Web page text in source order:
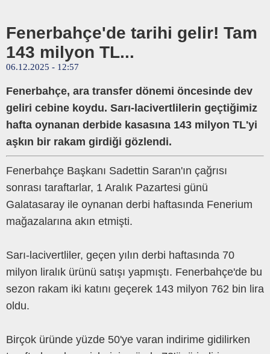
Fenerbahçe'de tarihi gelir! Tam
143 milyon TL...
06.12.2025 - 12:57
Fenerbahçe, ara transfer dönemi öncesinde dev
geliri cebine koydu. Sarı-lacivertlilerin geçtiğimiz
hafta oynanan derbide kasasına 143 milyon TL'yi
aşkın bir rakam girdiği gözlendi.
Fenerbahçe Başkanı Sadettin Saran'ın çağrısı
sonrası taraftarlar, 1 Aralık Pazartesi günü
Galatasaray ile oynanan derbi haftasında Fenerium
mağazalarına akın etmişti.
Sarı-lacivertliler, geçen yılın derbi haftasında 70
milyon liralık ürünü satışı yapmıştı. Fenerbahçe'de bu
sezon rakam iki katını geçerek 143 milyon 762 bin lira
oldu.
Birçok üründe yüzde 50'ye varan indirime gidilirken